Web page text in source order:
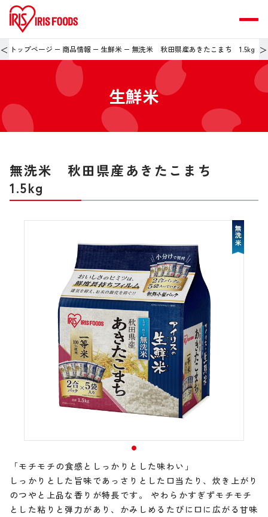
＜ トップページ 商品情報 生鮮米 無洗米 秋田県産あきたこまち 1.5kg ＞
生鮮米
無洗米 秋田県産あきたこまち
1.5kg
無洗米
「モチモチの食感としっかりとした味わい」
しっかりとした旨味であっさりとした口当たり、炊き上がり
のつやと上品な香りが特長です。 やわらかすぎずモチモチ
とした粘りと弾力があり、かみしめるたびに口に広がる甘味